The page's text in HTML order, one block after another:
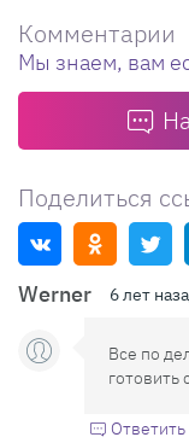
Комментарии
Мы знаем, вам
Поделиться
Werner 6 лет
Все по
готовить
Ответить